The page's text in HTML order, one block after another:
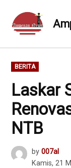
content
POSTED
IN
BERITA
Laskar
NTB
by 007al
Kamis, 21